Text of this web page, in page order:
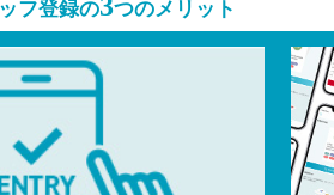
フ登録の つのメリット